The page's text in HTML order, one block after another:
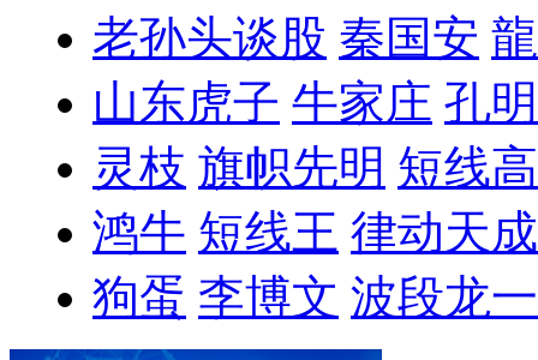
老孙头谈股 秦国安
山东虎子 牛家庄 孔
灵枝 旗帜先明 短线
鸿牛 短线王 律动天成
狗蛋 李博文 波段龙一